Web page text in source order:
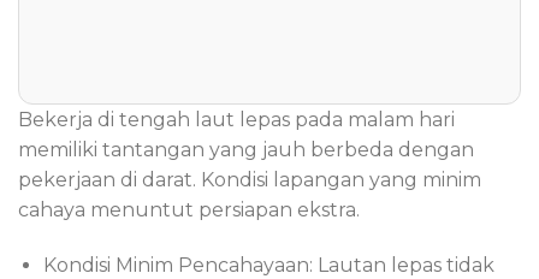
Bekerja di tengah laut lepas pada malam hari
memiliki tantangan yang jauh berbeda dengan
pekerjaan di darat. Kondisi lapangan yang minim
cahaya menuntut persiapan ekstra.
Kondisi Minim Pencahayaan: Lautan lepas tidak